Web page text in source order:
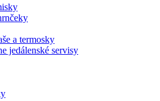
a termosky
jedálenské servisy